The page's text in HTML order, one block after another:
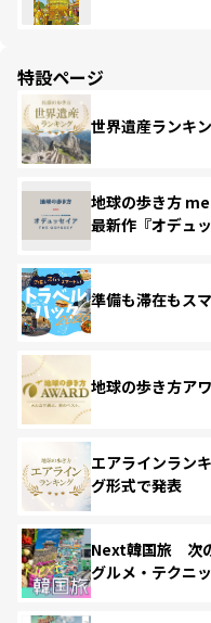
特設ページ
世界遺産ランキ
地球の歩き方
最新作『オデュ
準備も滞在もス
地球の歩き方ア
エアラインラン
グ形式で発表
Next韓国旅 次
グルメ・テクニ